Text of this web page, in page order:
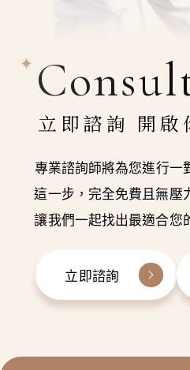
立即諮詢 開啟
專業諮詢師將為您進行一
這一步，完全免費且無壓
讓我們一起找出最適合您
立即諮詢